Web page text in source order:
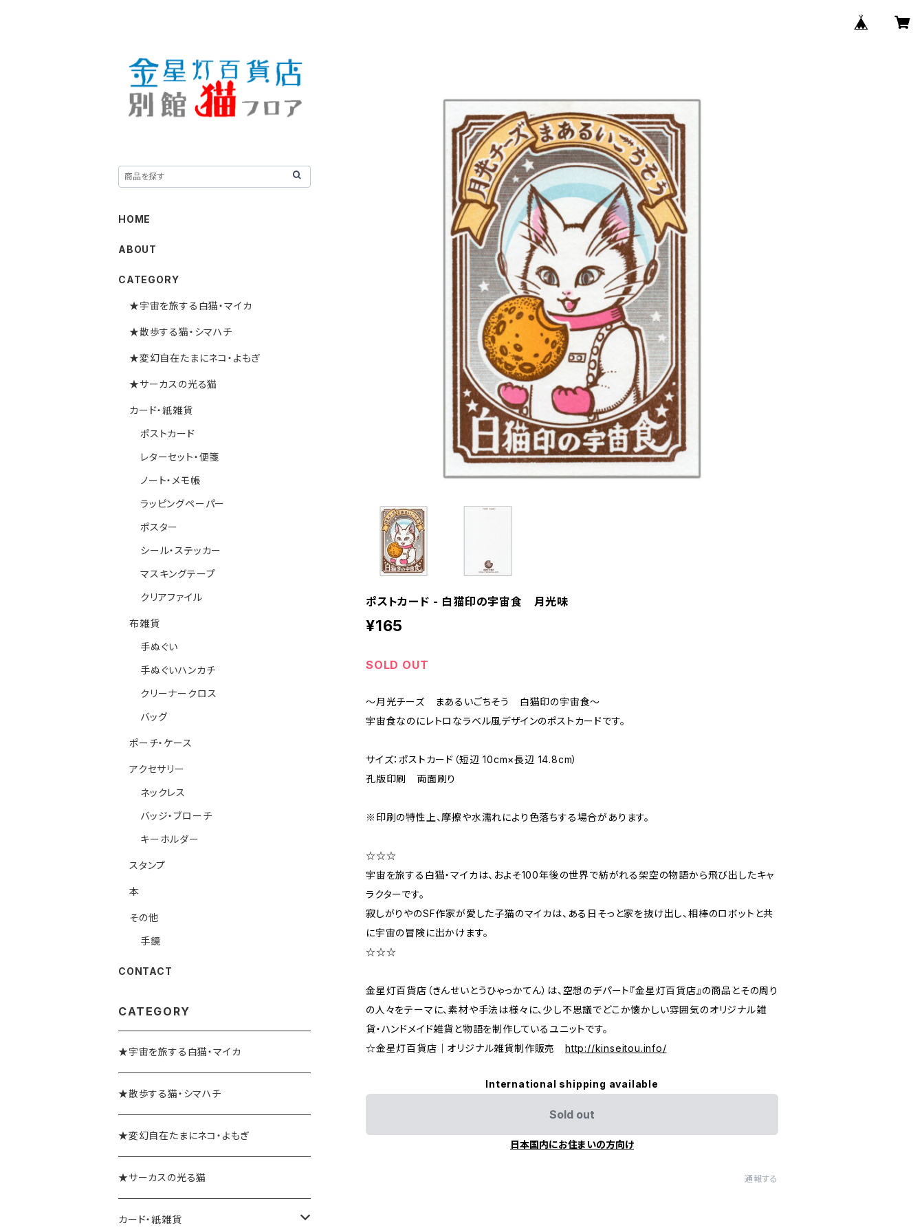
ポストカード - 白猫印の宇宙食 月光味
¥165
SOLD OUT
～月光チーズ まあるいごちそう 白猫印の宇宙食～
宇宙食なのにレトロなラベル風デザインのポストカードです。
サイズ：ポストカード（短辺 10cm×長辺 14.8cm）
孔版印刷 両面刷り
※印刷の特性上、摩擦や水濡れにより色落ちする場合があります。
☆☆☆
宇宙を旅する白猫・マイカは、およそ100年後の世界で紡がれる架空の物語から飛び出したキャ
ラクターです。
寂しがりやのSF作家が愛した子猫のマイカは、ある日そっと家を抜け出し、相棒のロボットと共
に宇宙の冒険に出かけます。
☆☆☆
金星灯百貨店（きんせいとうひゃっかてん）は、空想のデパート『金星灯百貨店』の商品とその周り
の人々をテーマに、素材や手法は様々に、少し不思議でどこか懐かしい雰囲気のオリジナル雑
貨・ハンドメイド雑貨と物語を制作しているユニットです。
☆金星灯百貨店｜オリジナル雑貨制作販売 http://kinseitou.info/
International shipping available
Sold out
日本国内にお住まいの方向け
通報する
HOME
ABOUT
CATEGORY
★宇宙を旅する白猫・マイカ
★散歩する猫・シマハチ
★変幻自在たまにネコ・よもぎ
★サーカスの光る猫
カード・紙雑貨
ポストカード
レターセット・便箋
ノート・メモ帳
ラッピングペーパー
ポスター
シール・ステッカー
マスキングテープ
クリアファイル
布雑貨
手ぬぐい
手ぬぐいハンカチ
クリーナークロス
バッグ
ポーチ・ケース
アクセサリー
ネックレス
バッジ・ブローチ
キーホルダー
スタンプ
本
その他
手鏡
CONTACT
CATEGORY
★宇宙を旅する白猫・マイカ
★散歩する猫・シマハチ
★変幻自在たまにネコ・よもぎ
★サーカスの光る猫
カード・紙雑貨